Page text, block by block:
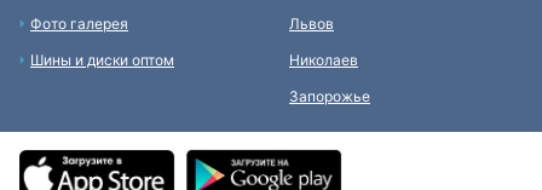
Фото галерея
Шины и диски оптом
Львов
Николаев
Запорожье